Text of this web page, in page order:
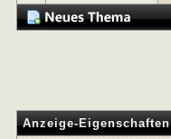
Anzeige-Eigenschaften